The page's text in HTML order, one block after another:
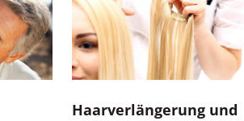
Haarverlängerung und